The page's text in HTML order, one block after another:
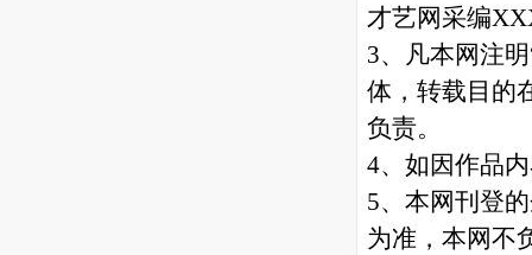
才艺网采编
3、凡本网注
体，转载目的
负责。
4、如因作品
5、本网刊登
为准，本网不